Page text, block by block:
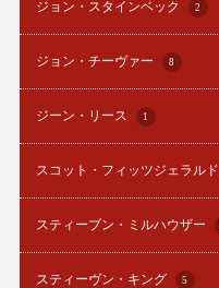
ジョン・スタインベック 2
ジョン・チーヴァー 8
ジーン・リース 1
スコット・フィッツジェラルド
スティーブン・ミルハウザー
スティーヴン・キング 5